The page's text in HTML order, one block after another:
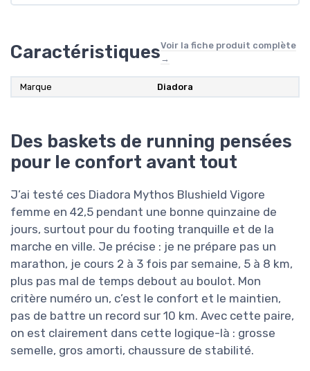
CaractéristiquesVoir la fiche produit complète
→
Marque Diadora
Des baskets de running pensées
pour le confort avant tout
J’ai testé ces Diadora Mythos Blushield Vigore
femme en 42,5 pendant une bonne quinzaine de
jours, surtout pour du footing tranquille et de la
marche en ville. Je précise : je ne prépare pas un
marathon, je cours 2 à 3 fois par semaine, 5 à 8 km,
plus pas mal de temps debout au boulot. Mon
critère numéro un, c’est le confort et le maintien,
pas de battre un record sur 10 km. Avec cette paire,
on est clairement dans cette logique-là : grosse
semelle, gros amorti, chaussure de stabilité.